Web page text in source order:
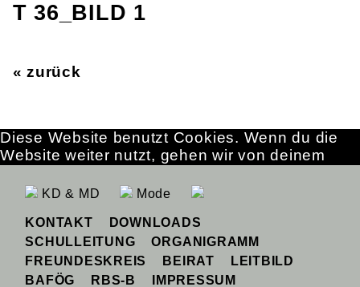
T 36_BILD 1
« zurück
KD & MD Mode
KONTAKT
DOWNLOADS
SCHULLEITUNG
ORGANIGRAMM
FREUNDESKREIS
BEIRAT
LEITBILD
BAFÖG
RBS-B IMPRESSUM
Diese Website benutzt Cookies. Wenn du die
Website weiter nutzt, gehen wir von deinem